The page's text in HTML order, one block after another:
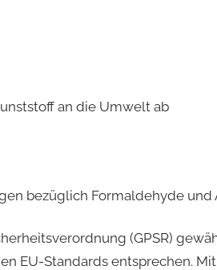
an die Umwelt ab
bezüglich Formaldehyde und
(GPSR)
EU-Standards entsprechen.